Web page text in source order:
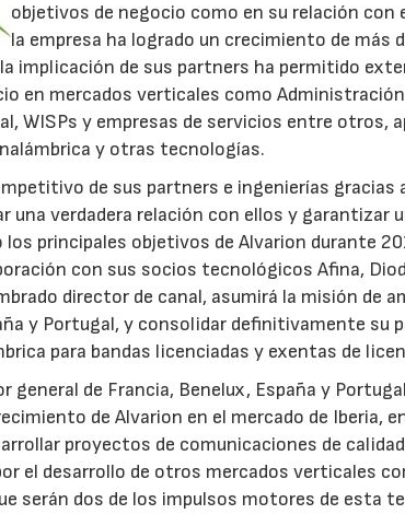
objetivos de negocio como en su relación con
la empresa ha logrado un crecimiento de más
implicación de sus partners ha permitido
en mercados verticales como
WISPs y empresas de servicios entre otros,
y otras tecnologías.
de sus partners e ingenierías gracias
una verdadera relación con ellos y garantizar
principales objetivos de Alvarion durante
con sus socios tecnológicos Afina,
director de canal, asumirá la misión de
y Portugal, y consolidar definitivamente su
para bandas licenciadas y exentas de
general de Francia, Benelux, España y
de Alvarion en el mercado de Iberia,
proyectos de comunicaciones de
el desarrollo de otros mercados verticales
serán dos de los impulsos motores de esta